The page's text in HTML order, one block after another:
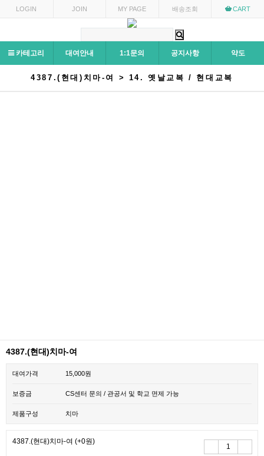
LOGIN JOIN MY PAGE 배송조회 CART
카테고리 대여안내 1:1문의 공지사항 약도
4387.(현대)치마-여 > 14. 옛날교복 / 현대교복
4387.(현대)치마-여
대여가격 15,000원
보증금 CS센터 문의 / 관공서 및 학교 면제 가능
제품구성 치마
4387.(현대)치마-여 (+0원)